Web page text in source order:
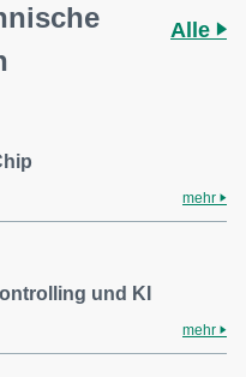
Alle
mehr
und KI
mehr